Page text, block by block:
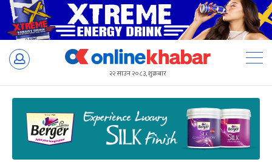
Skip
२२ साउन २०८३, शुक्रबार